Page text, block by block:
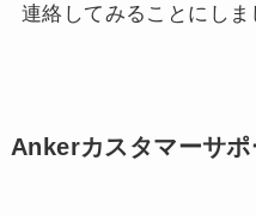
連絡してみることにしま
Ankerカスタマーサ